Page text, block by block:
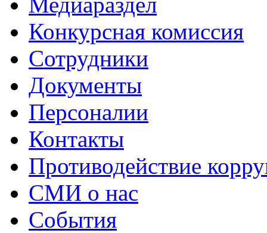
Конкурсная комиссия
Сотрудники
Документы
Персоналии
Контакты
Противодействие
СМИ о нас
События